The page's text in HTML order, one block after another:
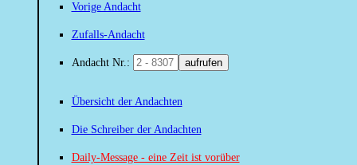
Vorige Andacht
Zufalls-Andacht
Andacht Nr.: aufrufen
Übersicht der Andachten
Die Schreiber der Andachten
Daily-Message - eine Zeit ist vorüber